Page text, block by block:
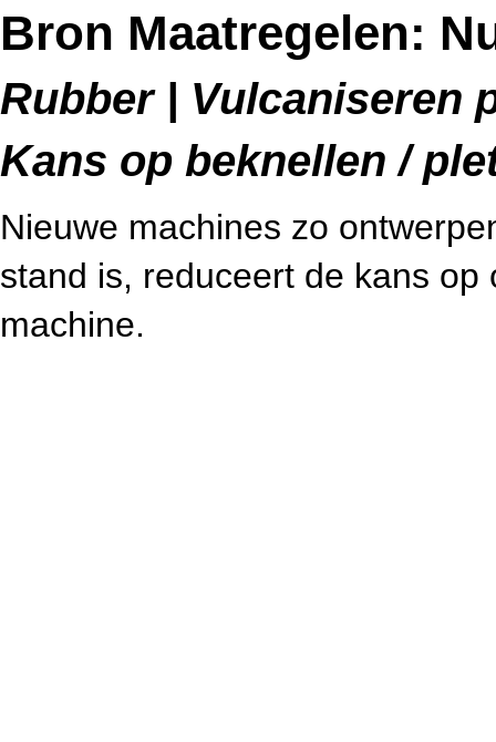
Bron Maatregelen:
Rubber | Vulcaniseren
Kans op beknellen /
Nieuwe machines zo
stand is, reduceert de kans
machine.